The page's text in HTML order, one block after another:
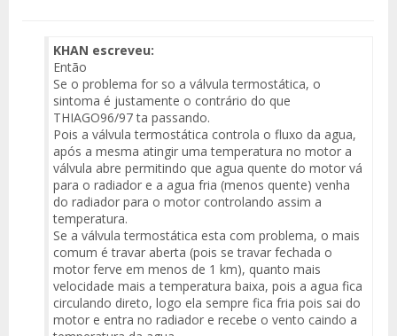
KHAN escreveu:
Então
Se o problema for so a válvula termostática, o
sintoma é justamente o contrário do que
THIAGO96/97 ta passando.
Pois a válvula termostática controla o fluxo da agua,
após a mesma atingir uma temperatura no motor a
válvula abre permitindo que agua quente do motor vá
para o radiador e a agua fria (menos quente) venha
do radiador para o motor controlando assim a
temperatura.
Se a válvula termostática esta com problema, o mais
comum é travar aberta (pois se travar fechada o
motor ferve em menos de 1 km), quanto mais
velocidade mais a temperatura baixa, pois a agua fica
circulando direto, logo ela sempre fica fria pois sai do
motor e entra no radiador e recebe o vento caindo a